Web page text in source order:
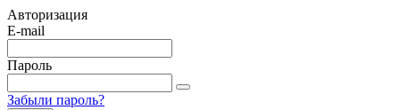
Авторизация
E-mail
Пароль
Забыли пароль?